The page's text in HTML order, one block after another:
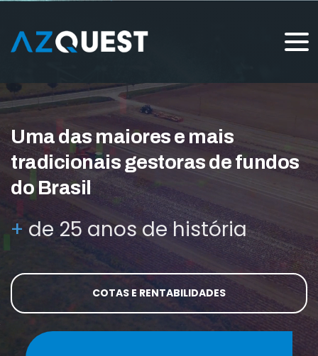
Uma das maiores e mais
tradicionais gestoras de fundos
do Brasil
+ de 25 anos de história
COTAS E RENTABILIDADES